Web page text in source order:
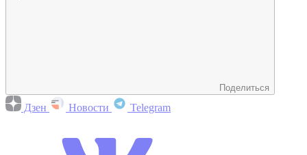
Поделиться
Дзен Новости Telegram